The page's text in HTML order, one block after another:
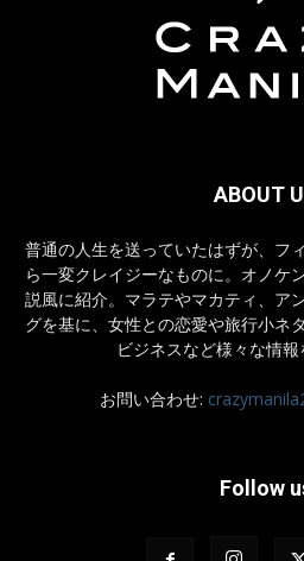
ABOUT
普通の人生を送っていたはずが、フ
ら一変クレイジーなものに。オノケ
説風に紹介。マラテやマカティ、ア
グを基に、女性との恋愛や旅行小ネ
ビジネスなど様々な情報
お問い合わせ:
Follow